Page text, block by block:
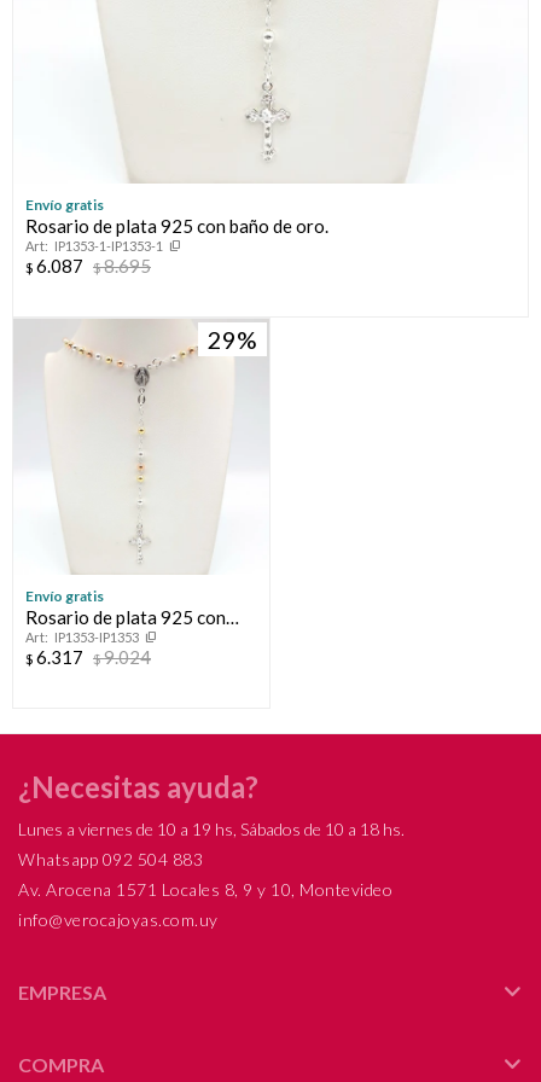
Envío gratis
Rosario de plata 925 con baño de oro.
IP1353-1-IP1353-1
$ 6.087 $8.695
29
Envío gratis
Rosario de plata 925 con
baño de oro.
IP1353-IP1353
$ 6.317 $9.024
¿Necesitas ayuda?
Lunes a viernes de 10 a 19 hs, Sábados de 10 a 18 hs.
Whatsapp 092 504 883
Av. Arocena 1571 Locales 8, 9 y 10, Montevideo
info@verocajoyas.com.uy
EMPRESA
COMPRA